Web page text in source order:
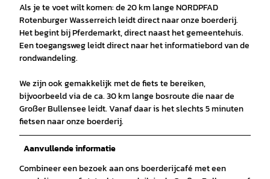
Als je te voet wilt komen: de 20 km lange NORDPFAD
Rotenburger Wasserreich leidt direct naar onze boerderij.
Het begint bij Pferdemarkt, direct naast het gemeentehuis.
Een toegangsweg leidt direct naar het informatiebord van de
rondwandeling.
We zijn ook gemakkelijk met de fiets te bereiken,
bijvoorbeeld via de ca. 30 km lange bosroute die naar de
Großer Bullensee leidt. Vanaf daar is het slechts 5 minuten
fietsen naar onze boerderij.
Aanvullende informatie
Combineer een bezoek aan ons boerderijcafé met een